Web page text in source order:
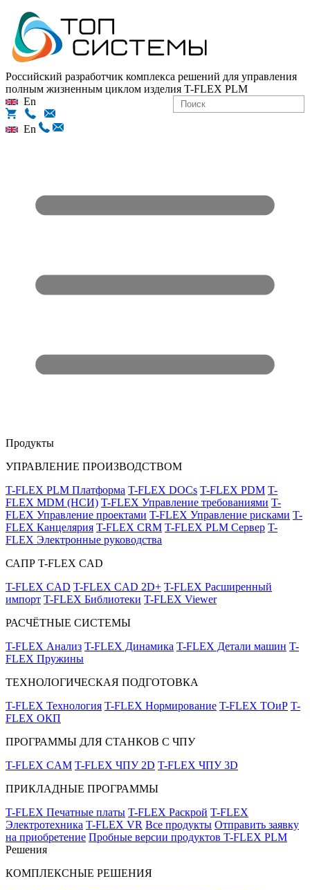
Российский разработчик комплекса решений для управления
полным жизненным циклом изделия T-FLEX PLM
En
En
Продукты
УПРАВЛЕНИЕ ПРОИЗВОДСТВОМ
T-FLEX PLM Платформа T-FLEX DOCs T-FLEX PDM T-
FLEX MDM (НСИ) T-FLEX Управление требованиями T-
FLEX Управление проектами T-FLEX Управление рисками T-
FLEX Канцелярия T-FLEX CRM T-FLEX PLM Сервер T-
FLEX Электронные руководства
САПР T-FLEX CAD
T-FLEX CAD T-FLEX CAD 2D+ T-FLEX Расширенный
импорт T-FLEX Библиотеки T-FLEX Viewer
РАСЧЁТНЫЕ СИСТЕМЫ
T-FLEX Анализ T-FLEX Динамика T-FLEX Детали машин T-
FLEX Пружины
ТЕХНОЛОГИЧЕСКАЯ ПОДГОТОВКА
T-FLEX Технология T-FLEX Нормирование T-FLEX ТОиР T-
FLEX ОКП
ПРОГРАММЫ ДЛЯ СТАНКОВ С ЧПУ
T-FLEX CAM T-FLEX ЧПУ 2D T-FLEX ЧПУ 3D
ПРИКЛАДНЫЕ ПРОГРАММЫ
T-FLEX Печатные платы T-FLEX Раскрой T-FLEX
Электротехника T-FLEX VR Все продукты Отправить заявку
на приобретение Пробные версии продуктов T-FLEX PLM
Решения
КОМПЛЕКСНЫЕ РЕШЕНИЯ